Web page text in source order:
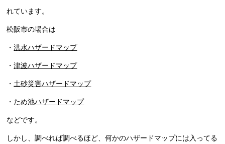
れています。
松阪市の場合は
・洪水ハザードマップ
・津波ハザードマップ
・ 土砂災害ハザードマップ
・ ため池ハザードマップ
などです。
しかし、調べれば調べるほど、何かのハザードマップには入ってる